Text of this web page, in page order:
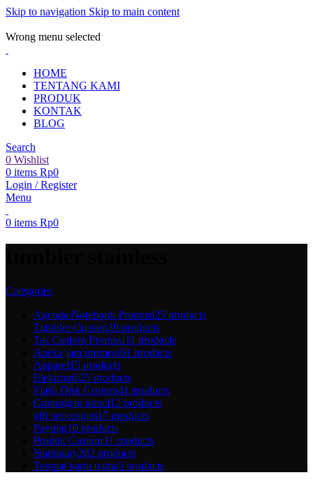
Skip to navigation Skip to main content
Wrong menu selected
HOME
TENTANG KAMI
PRODUK
KONTAK
BLOG
Search
0 Wishlist
0 items Rp0
Login / Register
Menu
0 items Rp0
Categories
Agenda Notebook Promosi25 products
Tumbler Custom39 products
Tas Custom Promosi11 products
Aneka jam promosi61 products
Apparel15 products
Elektronik25 products
Flash Disk Custom41 products
Gantungan kunci12 products
gift set custom17 products
Payung10 products
Produk Custom31 products
Stationary282 products
Tempat kartu nama5 products